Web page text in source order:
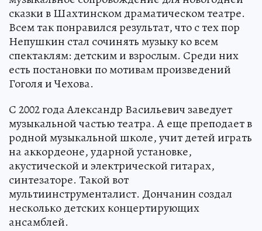
сказки в Шахтинском драматическом театре.
Всем так понравился результат, что с тех пор
Непушкин стал сочинять музыку ко всем
спектаклям: детским и взрослым. Среди них
есть постановки по мотивам произведений
Гоголя и Чехова.
С 2002 года Александр Васильевич заведует
музыкальной частью театра. А еще преподает в
родной музыкальной школе, учит детей играть
на аккордеоне, ударной установке,
акустической и электрической гитарах,
синтезаторе. Такой вот
мультиинструменталист. Дончанин создал
несколько детских концертирующих
ансамблей.